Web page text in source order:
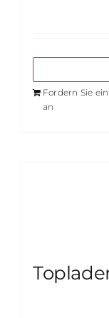
Fordern Sie
an